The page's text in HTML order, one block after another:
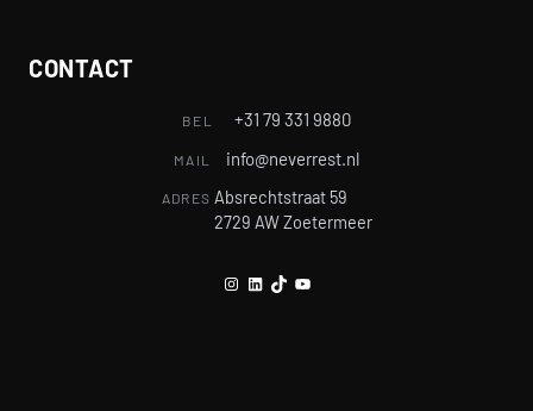
CONTACT
BEL +31 79 331 9880
MAIL info@neverrest.nl
ADRES Absrechtstraat 59
2729 AW Zoetermeer
Instagram
LinkedIn
TikTokYouTube